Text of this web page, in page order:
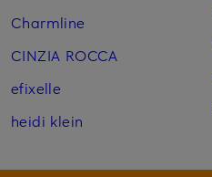
Charmline
CINZIA ROCCA
efixelle
heidi klein